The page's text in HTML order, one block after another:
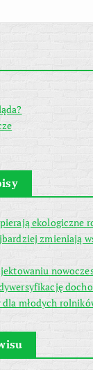
ekologiczne
zmieniają
dla młodych